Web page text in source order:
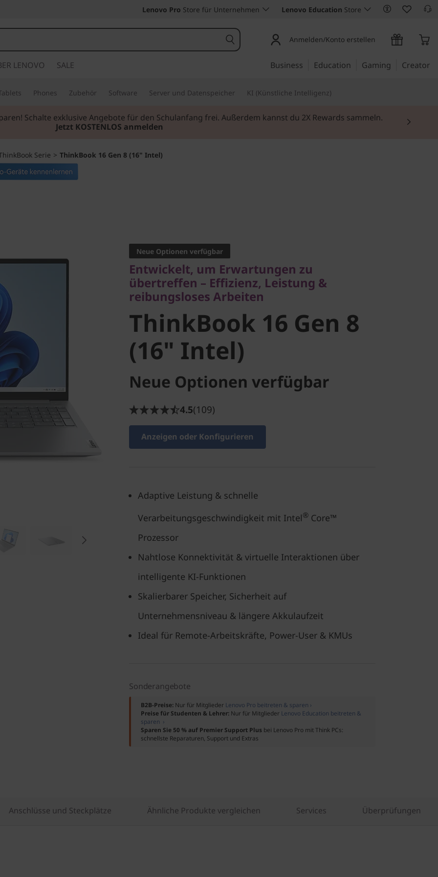
Lenovo Pro Store für Unternehmen Lenovo Education Store
Anmelden/Konto erstellen
LENOVO SALE Business Education Gaming Creator
Phones Zubehör Software Server und Datenspeicher KI (Künstliche Intelligenz)
Schalte exklusive Angebote für den Schulanfang frei. Außerdem kannst du 2X Rewards sammeln.
Jetzt KOSTENLOS anmelden
Serie > ThinkBook 16 Gen 8 (16" Intel)
übertreffen – Effizienz, Leistung &
reibungsloses Arbeiten
ThinkBook 16 Gen 8
(16" Intel)
Neue Optionen verfügbar
Entwickelt, um Erwartungen zu
übertreffen – Effizienz, Leistung &
reibungsloses Arbeiten
ThinkBook 16 Gen 8
(16" Intel)
Neue Optionen verfügbar
4.5(109)
Anzeigen oder Konfigurieren
Adaptive Leistung & schnelle
Verarbeitungsgeschwindigkeit mit Intel® Core™
Prozessor
Nahtlose Konnektivität & virtuelle Interaktionen über
intelligente KI-Funktionen
Skalierbarer Speicher, Sicherheit auf
Unternehmensniveau & längere Akkulaufzeit
Ideal für Remote-Arbeitskräfte, Power-User & KMUs
Sonderangebote
B2B-Preise: Nur für Mitglieder Lenovo Pro beitreten & sparen ›
Preise für Studenten & Lehrer: Nur für Mitglieder Lenovo Education beitreten &
sparen ›
Sparen Sie 50 % auf Premier Support Plus bei Lenovo Pro mit Think PCs:
schnellste Reparaturen, Support und Extras
Anschlüsse und Steckplätze Ähnliche Produkte vergleichen Services Überprüfungen